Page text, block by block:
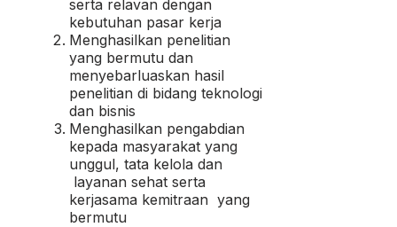
serta relavan dengan
kebutuhan pasar kerja
Menghasilkan penelitian
yang bermutu dan
menyebarluaskan hasil
penelitian di bidang teknologi
dan bisnis
Menghasilkan pengabdian
kepada masyarakat yang
unggul, tata kelola dan
layanan sehat serta
kerjasama kemitraan yang
bermutu